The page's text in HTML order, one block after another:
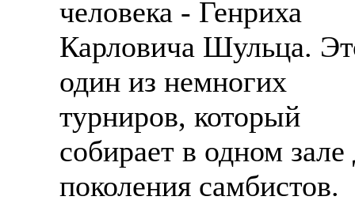
человека - Генриха
Карловича Шульца.
один из немногих
турниров, который
собирает в одном зале
поколения самбистов.